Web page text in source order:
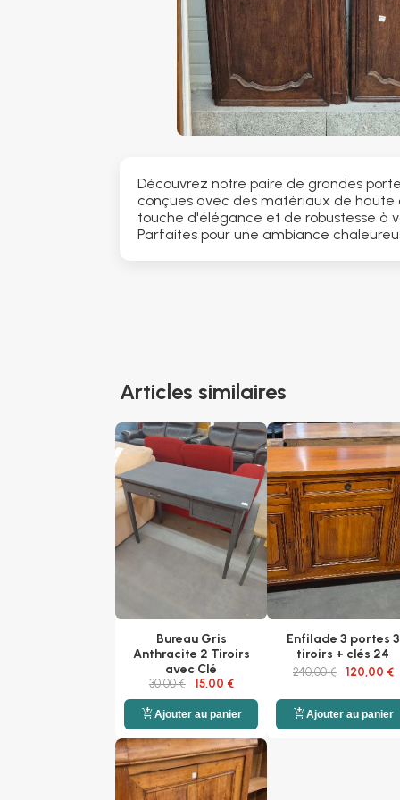
Découvrez notre paire de grandes
conçues avec des matériaux de haute
touche d'élégance et de robustesse à
Parfaites pour une ambiance
Articles similaires
Bureau Gris
Anthracite 2 Tiroirs
avec Clé
30,00 € 15,00 €
add_shopping_cartAjouter au panier
Enfilade 3 portes 3
tiroirs + clés 24
240,00 € 120,00 €
add_shopping_cartAjouter au panier